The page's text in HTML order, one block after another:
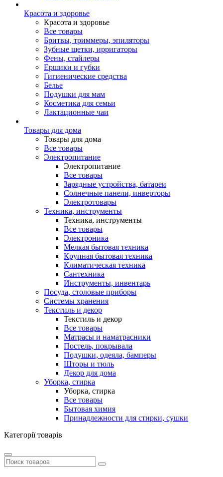
Красота и здоровье
Красота и здоровье
Все товары
Бритвы, триммеры, эпиляторы
Зубные щетки, ирригаторы
Фены, стайлеры
Ершики и губки
Гигиенические средства
Белье
Подушки для мам
Косметика для семьи
Лактационные чаи
Товары для дома
Товары для дома
Все товары
Электропитание
Электропитание
Все товары
Зарядные устройства, батареи
Солнечные панели, инверторы
Электротовары
Техника, инструменты
Техника, инструменты
Все товары
Электроника
Мелкая бытовая техника
Крупная бытовая техника
Климатическая техника
Сантехника
Инструменты, инвентарь
Посуда, столовые приборы
Системы хранения
Текстиль и декор
Текстиль и декор
Все товары
Матрасы и наматрасники
Постель, покрывала
Подушки, одеяла, бамперы
Шторы и тюль
Декор для дома
Уборка, стирка
Уборка, стирка
Все товары
Бытовая химия
Принадлежности для стирки, сушки
Категорії товарів